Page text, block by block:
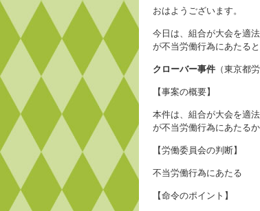
おはようございます。
今日は、組合が大会を適
が不当労働行為にあたる
クローバー事件 （東京都
【事案の概要】
本件は、組合が大会を適
が不当労働行為にあたる
【労働委員会の判断】
不当労働行為にあたる
【命令のポイント】